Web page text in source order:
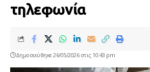
τηλεφωνία
Δημοσιεύθηκε 26/05/2026 στις 10:43 pm